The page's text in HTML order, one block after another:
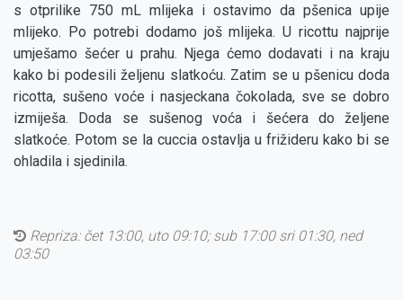
s otprilike 750 mL mlijeka i ostavimo da pšenica upije
mlijeko. Po potrebi dodamo još mlijeka. U ricottu najprije
umješamo šećer u prahu. Njega ćemo dodavati i na kraju
kako bi podesili željenu slatkoću. Zatim se u pšenicu doda
ricotta, sušeno voće i nasjeckana čokolada, sve se dobro
izmiješa. Doda se sušenog voća i šećera do željene
slatkoće. Potom se la cuccia ostavlja u frižideru kako bi se
ohladila i sjedinila.
Repriza: čet 13:00, uto 09:10; sub 17:00 sri 01:30, ned
03:50